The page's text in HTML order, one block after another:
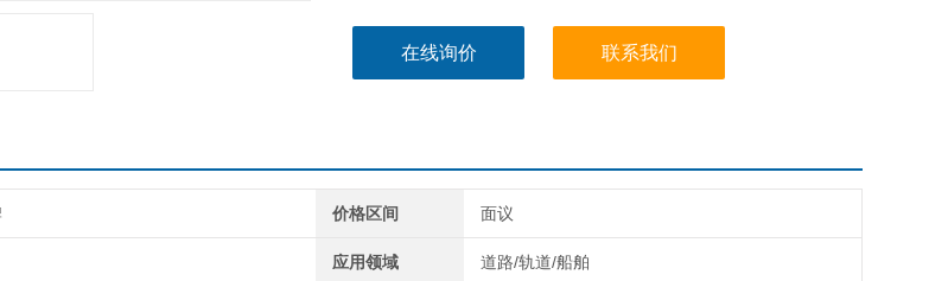
在线询价 联系我们
价格区间 面议
应用领域 道路/轨道/船舶